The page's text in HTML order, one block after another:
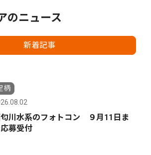
のニュース
新着記事
柄
川水系のフォトコン ９月11日ま
募受付